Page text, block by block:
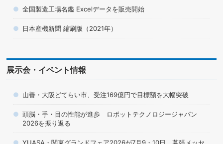
全国製造工場名鑑 Excelデータを販売開始
日本産機新聞 縮刷版（2021年）
展示会・イベント情報
山善・大阪どてらい市、受注169億円で目標額を大幅突破
頭脳・手・目の性能が進歩 ロボットテクノロジージャパン
2026を振り返る